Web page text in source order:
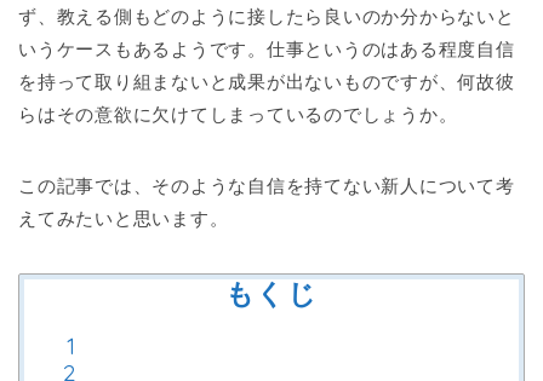
ず、教える側もどのように接したら良いのか分からないと
いうケースもあるようです。仕事というのはある程度自信
を持って取り組まないと成果が出ないものですが、何故彼
らはその意欲に欠けてしまっているのでしょうか。
この記事では、そのような自信を持てない新人について考
えてみたいと思います。
もくじ